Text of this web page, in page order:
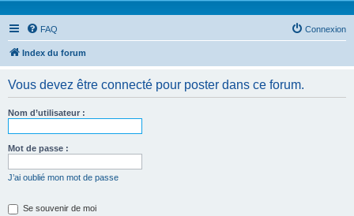
FAQ Connexion
Index du forum
Vous devez être connecté pour poster dans ce forum.
Nom d’utilisateur :
Mot de passe :
J’ai oublié mon mot de passe
Se souvenir de moi